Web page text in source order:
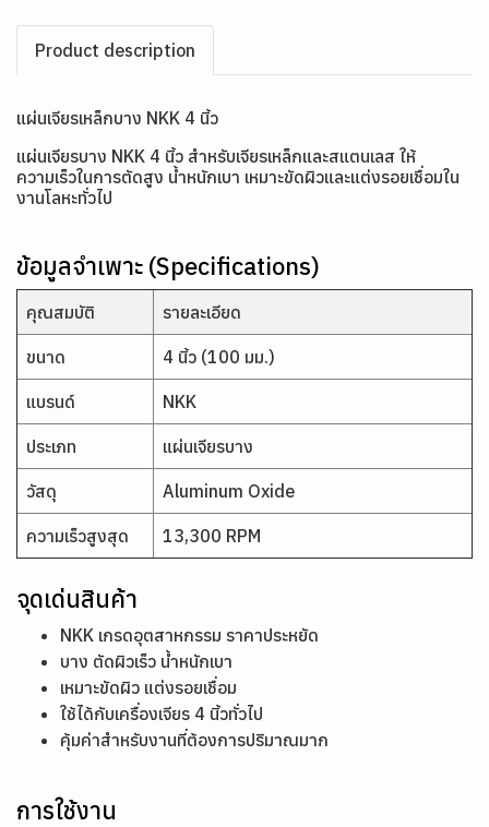
Product description
แผ่นเจียรเหล็กบาง NKK 4 นิ้ว
แผ่นเจียรบาง NKK 4 นิ้ว สำหรับเจียรเหล็กและสแตนเลส ให้
ความเร็วในการตัดสูง น้ำหนักเบา เหมาะขัดผิวและแต่งรอยเชื่อมใน
งานโลหะทั่วไป
ข้อมูลจำเพาะ (Specifications)
คุณสมบัติ รายละเอียด
ขนาด 4 นิ้ว (100 มม.)
แบรนด์ NKK
ประเภท แผ่นเจียรบาง
วัสดุ Aluminum Oxide
ความเร็วสูงสุด 13,300 RPM
จุดเด่นสินค้า
NKK เกรดอุตสาหกรรม ราคาประหยัด
บาง ตัดผิวเร็ว น้ำหนักเบา
เหมาะขัดผิว แต่งรอยเชื่อม
ใช้ได้กับเครื่องเจียร 4 นิ้วทั่วไป
คุ้มค่าสำหรับงานที่ต้องการปริมาณมาก
การใช้งาน